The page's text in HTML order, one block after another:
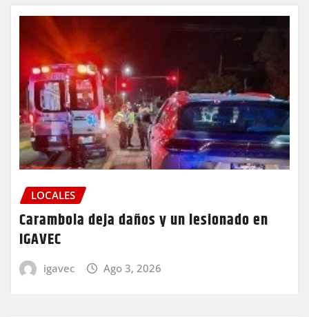
LOCALES
Carambola deja daños y un lesionado en
IGAVEC
igavec Ago 3, 2026